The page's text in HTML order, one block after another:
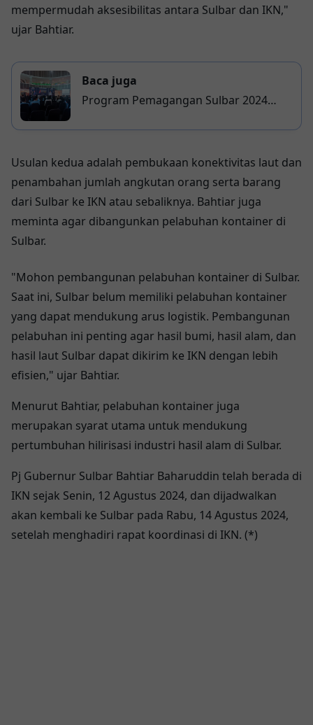
mempermudah aksesibilitas antara Sulbar dan IKN,"
ujar Bahtiar.
Baca juga
Program Pemagangan Sulbar 2024
Usulan kedua adalah pembukaan konektivitas laut dan
penambahan jumlah angkutan orang serta barang
dari Sulbar ke IKN atau sebaliknya. Bahtiar juga
meminta agar dibangunkan pelabuhan kontainer di
Sulbar.
"Mohon pembangunan pelabuhan kontainer di Sulbar.
Saat ini, Sulbar belum memiliki pelabuhan kontainer
yang dapat mendukung arus logistik. Pembangunan
pelabuhan ini penting agar hasil bumi, hasil alam, dan
hasil laut Sulbar dapat dikirim ke IKN dengan lebih
efisien," ujar Bahtiar.
Menurut Bahtiar, pelabuhan kontainer juga
merupakan syarat utama untuk mendukung
pertumbuhan hilirisasi industri hasil alam di Sulbar.
Pj Gubernur Sulbar Bahtiar Baharuddin telah berada di
IKN sejak Senin, 12 Agustus 2024, dan dijadwalkan
akan kembali ke Sulbar pada Rabu, 14 Agustus 2024,
setelah menghadiri rapat koordinasi di IKN. (*)